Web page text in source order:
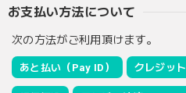
お支払い方法について
次の方法がご利用頂けます。
あと払い（Pay ID） クレジッ